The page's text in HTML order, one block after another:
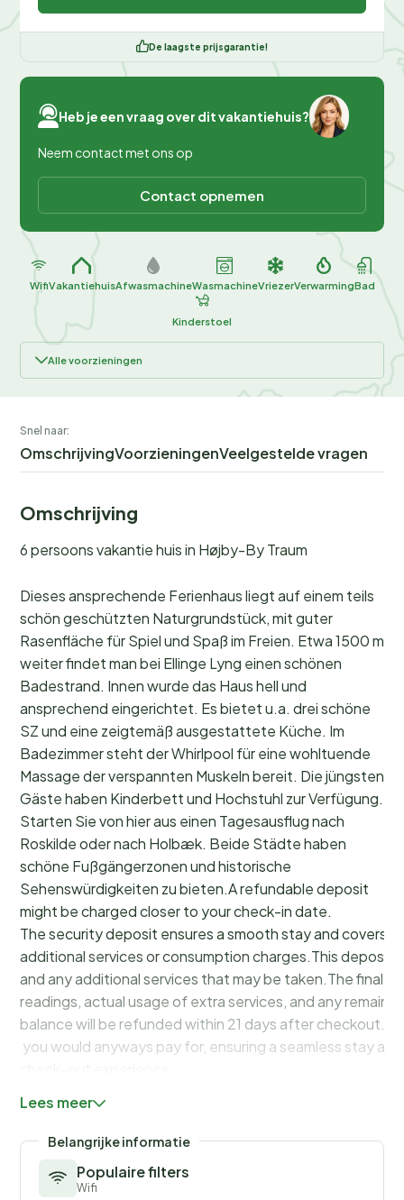
De laagste prijsgarantie!
Heb je een vraag over dit vakantiehuis?
Neem contact met ons op
Contact opnemen
WifiVakantiehuisAfwasmachineWasmachineVriezerVerwarmingBad
Kinderstoel
Alle voorzieningen
Snel naar:
OmschrijvingVoorzieningenVeelgestelde vragen
Omschrijving
6 persoons vakantie huis in Højby-By Traum
Dieses ansprechende Ferienhaus liegt auf einem teils
schön geschützten Naturgrundstück, mit guter
Rasenfläche für Spiel und Spaß im Freien. Etwa 1500 m
weiter findet man bei Ellinge Lyng einen schönen
Badestrand. Innen wurde das Haus hell und
ansprechend eingerichtet. Es bietet u.a. drei schöne
SZ und eine zeigtemäß ausgestattete Küche. Im
Badezimmer steht der Whirlpool für eine wohltuende
Massage der verspannten Muskeln bereit. Die jüngsten
Gäste haben Kinderbett und Hochstuhl zur Verfügung.
Starten Sie von hier aus einen Tagesausflug nach
Roskilde oder nach Holbæk. Beide Städte haben
schöne Fußgängerzonen und historische
Sehenswürdigkeiten zu bieten.A refundable deposit
might be charged closer to your check-in date.
The security deposit ensures a smooth stay and covers
additional services or consumption charges.This deposit
and any additional services that may be taken.The final
readings, actual usage of extra services, and any
balance will be refunded within 21 days after
you would anyways pay for, ensuring a seamless stay and
Lees meer
Belangrijke informatie
Populaire filters
Wifi